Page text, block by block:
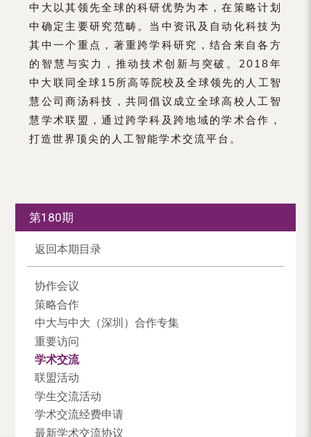
中大以其领先全球的科研优势为本，在策略计划
中确定主要研究范畴。当中资讯及自动化科技为
其中一个重点，著重跨学科研究，结合来自各方
的智慧与实力，推动技术创新与突破。2018年
中大联同全球15所高等院校及全球领先的人工智
慧公司商汤科技，共同倡议成立全球高校人工智
慧学术联盟，通过跨学科及跨地域的学术合作，
打造世界顶尖的人工智能学术交流平台。
第180期
返回本期目录
协作会议
策略合作
中大与中大（深圳）合作专集
重要访问
学术交流
联盟活动
学生交流活动
学术交流经费申请
最新学术交流协议